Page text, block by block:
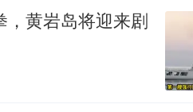
被通缉
，黄岩岛将迎来剧